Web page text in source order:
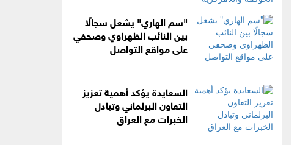
"سم الهاري" يشعل سجالًا
بين النائب الظهراوي وصحفي
على مواقع التواصل
السعايدة يؤكد أهمية تعزيز
التعاون البرلماني وتبادل
الخبرات مع العراق